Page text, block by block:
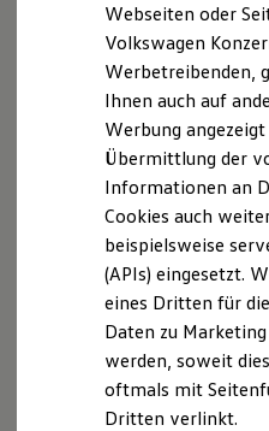
Volkswagen
R-Kollektion
GTI Kollektion
Fußball Drop
we drive football
#wedriveproud
Besitzer und Service
myVolkswagen
Software Updates
Service und
Inspektion
Reparaturen
Motorenöl
Räder und
Pannen- und
Economy
Volkswagen
Zubehör
Webseiten oder
Volkswagen
Werbetreibenden,
Ihnen auch auf
Werbung
Übermittlung der
Informationen an
Cookies auch
beispielsweise
(APIs) eingesetzt.
eines Dritten für
Daten zu
werden, soweit
oftmals mit
Dritten verlinkt.